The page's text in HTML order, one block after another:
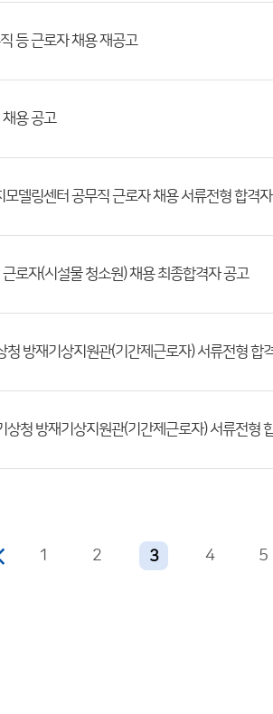
등 근로자 채용 재공고
용 공고
로자(시설물 청소원) 채용 최종합격자 공고
1 2 3 4 5